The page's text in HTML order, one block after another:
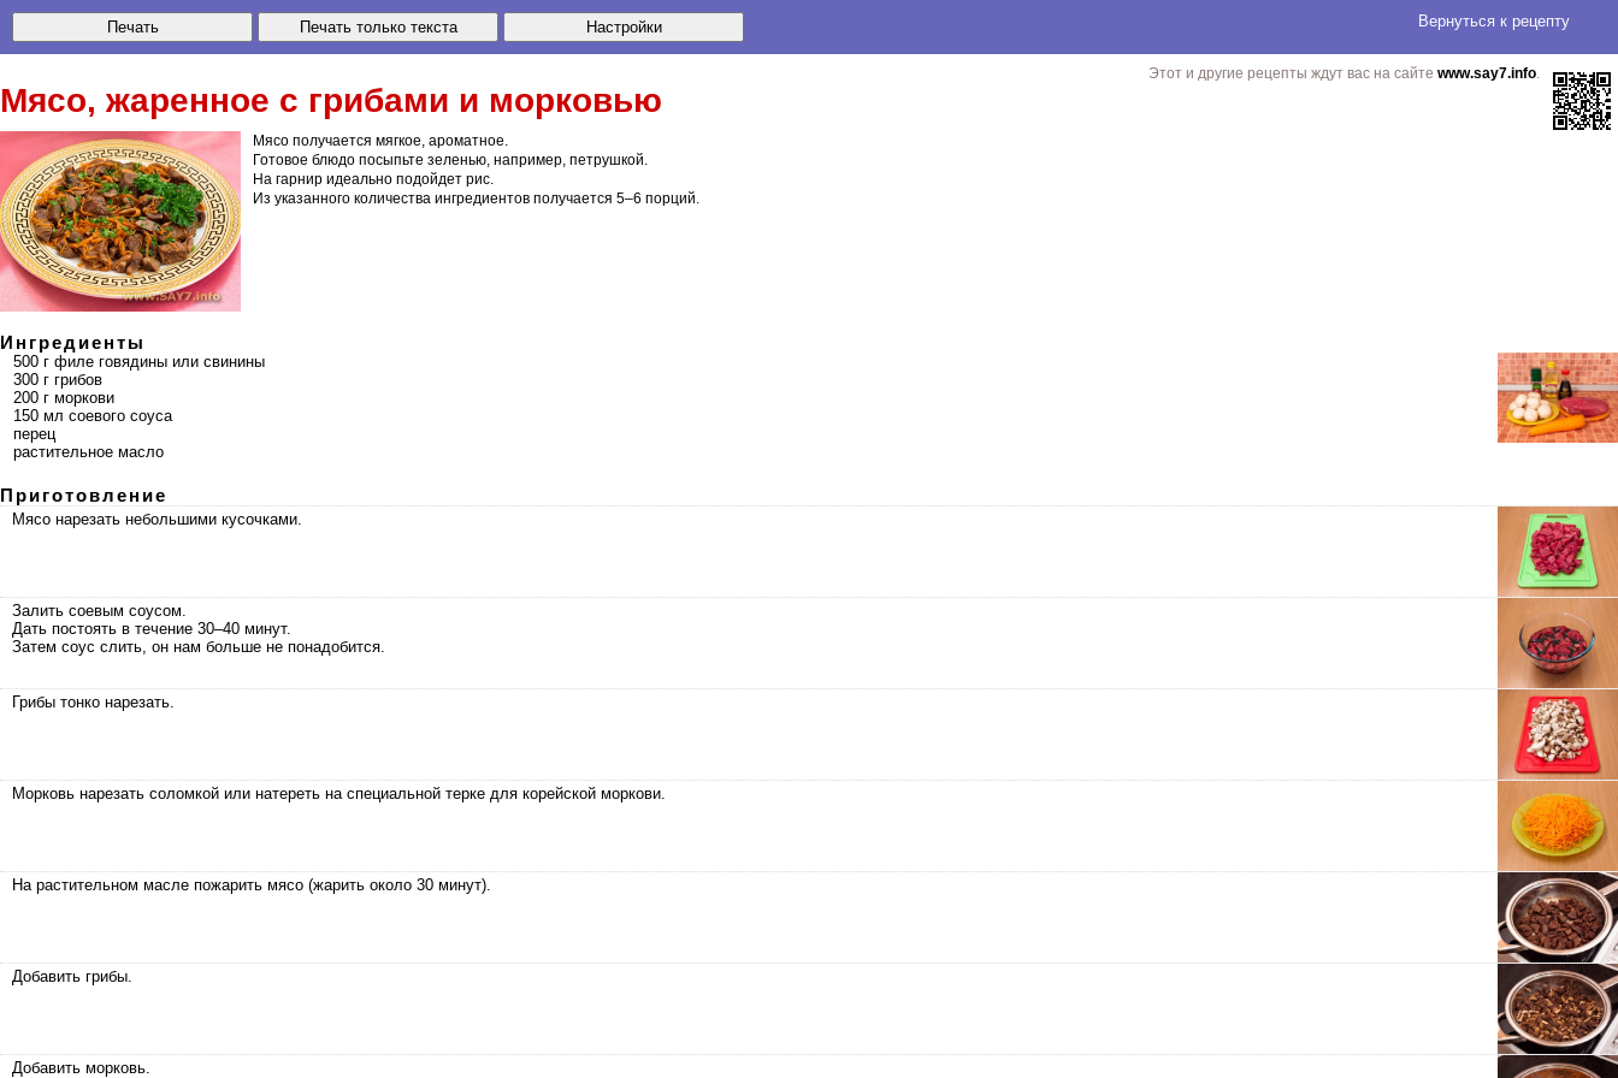
Вернуться к рецепту
Этот и другие рецепты ждут вас на сайте www.say7.info.
Мясо, жаренное с грибами и морковью
Мясо получается мягкое, ароматное.
Готовое блюдо посыпьте зеленью, например, петрушкой.
На гарнир идеально подойдет рис.
Из указанного количества ингредиентов получается 5–6 порций.
Ингредиенты
500 г филе говядины или свинины
300 г грибов
200 г моркови
150 мл соевого соуса
перец
растительное масло
Приготовление
Мясо нарезать небольшими кусочками.
Залить соевым соусом.
Дать постоять в течение 30–40 минут.
Затем соус слить, он нам больше не понадобится.
Грибы тонко нарезать.
Морковь нарезать соломкой или натереть на специальной терке для корейской моркови.
На растительном масле пожарить мясо (жарить около 30 минут).
Добавить грибы.
Добавить морковь.